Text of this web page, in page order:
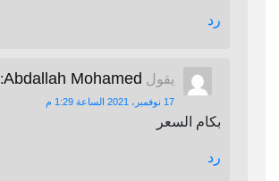
رد
يقول Abdallah Mohamed
:
17 نوفمبر، 2021 الساعة 1:29 م
بكام السعر
رد